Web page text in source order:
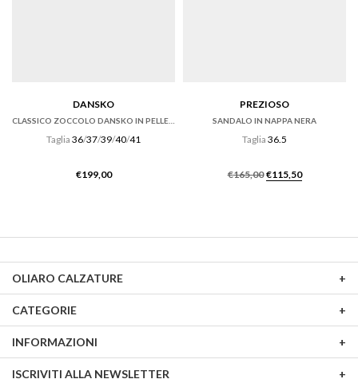
DANSKO
Taglia 36/37/39/40/41
€199,00
PREZIOSO
SANDALO IN NAPPA NERA
Taglia 36.5
€165,00 Il
€165,00.
€115,50Il
€115,50.
OLIARO CALZATURE
CATEGORIE
INFORMAZIONI
ISCRIVITI ALLA NEWSLETTER